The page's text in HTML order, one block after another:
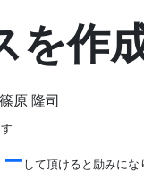
を作
篠原 隆司
して頂けると励みにな